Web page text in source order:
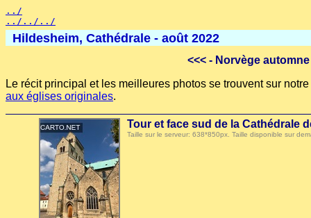
../
../../../
Hildesheim, Cathédrale - août 2022
<<<- Norvège
Le récit principal et les meilleures photos se trouvent sur
aux églises originales.
Tour et face sud de la Cathédrale
Taille sur le serveur: 638*850px. Taille disponible sur